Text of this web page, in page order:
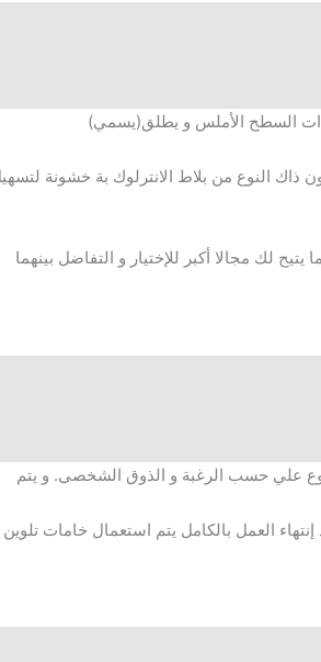
ذات السطح الأملس و يطلق(يسمي)
النوع من بلاط الانترلوك بة خشونة
لك مجالا أكبر للإختيار و التفاضل بينهما
علي حسب الرغبة و الذوق الشخصى. و يتم
العمل بالكامل يتم استعمال خامات تلوين